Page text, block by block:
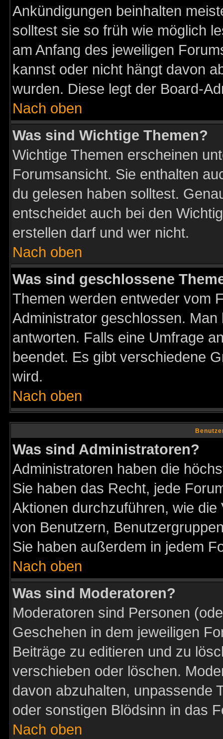
Ankündigungen beinhalten
solltest sie so früh wie möglich
am Anfang des jeweiligen
kannst oder nicht hängt davon
wurden. Diese legt der Board-
Nach oben
Was sind Wichtige Themen?
Wichtige Themen erscheinen
Forumsansicht. Sie enthalten
du gelesen haben solltest.
entscheidet auch bei den
erstellen darf und wer nicht.
Nach oben
Was sind geschlossene
Themen werden entweder vom
Administrator geschlossen.
antworten. Falls eine Umfrage
beendet. Es gibt verschiedene
wird.
Nach oben
Was sind Administratoren?
Administratoren haben die
Sie haben das Recht, jede
Aktionen durchzuführen, wie
von Benutzern,
Sie haben außerdem in jedem
Nach oben
Was sind Moderatoren?
Moderatoren sind Personen
Geschehen in dem jeweiligen
Beiträge zu editieren und zu
verschieben oder löschen.
davon abzuhalten, unpassende
oder sonstigen Blödsinn in das
Nach oben